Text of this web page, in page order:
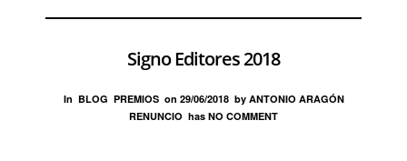
Signo Editores 2018
In BLOG PREMIOSon 29/06/2018by ANTONIO ARAGÓN
RENUNCIO has NO COMMENT